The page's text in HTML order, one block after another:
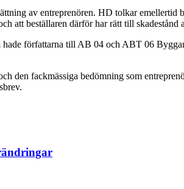
av entreprenören. HD tolkar emellertid
att beställaren därför har rätt till
författarna till AB 04 och ABT 06
fackmässiga bedömning som